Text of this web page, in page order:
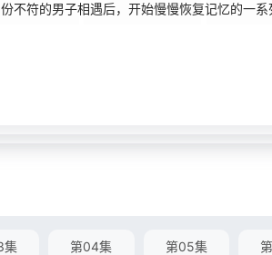
符的男子相遇后，开始慢慢恢复记忆的一系
集 第04集 第05集